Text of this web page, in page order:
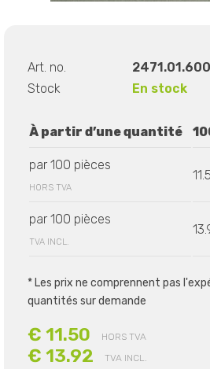
Art. no.
Stock
En stock
À partir d’une quantité
par 100 pièces
HORS TVA
par 100 pièces
TVA INCL.
* Les prix ne comprennent pas
quantités sur demande
€ 11.50 HORS TVA
€ 13.92 TVA INCL.